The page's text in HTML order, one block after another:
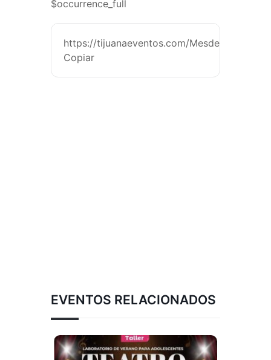
$occurrence_full
https://tijuanaeventos.com/
Copiar
EVENTOS RELACIONADOS